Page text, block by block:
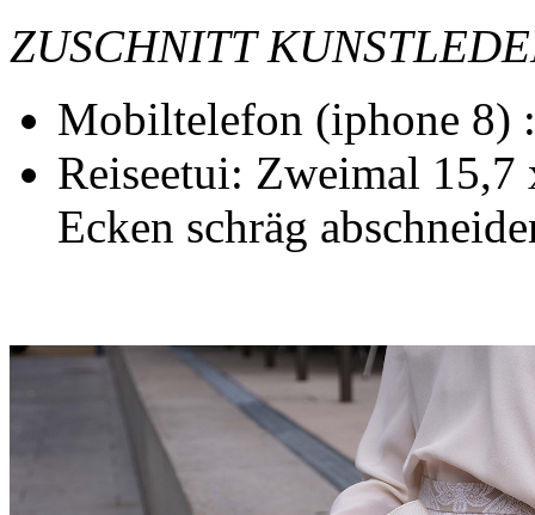
ZUSCHNITT
Mobiltelefon (iphone 8)
Reiseetui: Zweimal
Ecken schräg